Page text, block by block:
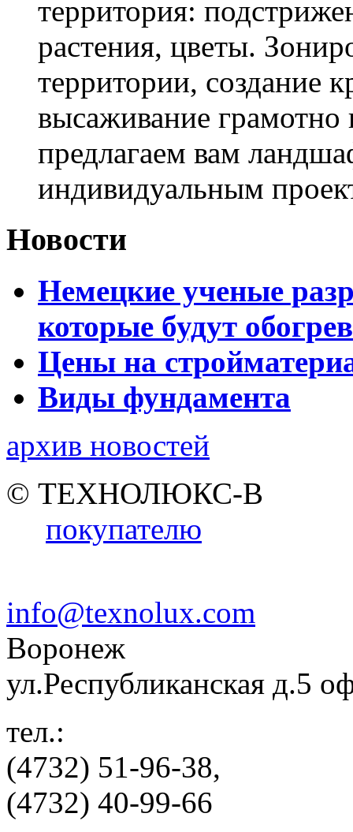
территория:
растения, цветы.
территории, создание
высаживание
предлагаем вам
индивидуальным
Новости
Немецкие ученые
которые будут
Цены на
Виды фундамента
архив новостей
© ТЕХНОЛЮКС-В
покупателю
info@texnolux.com
Воронеж
ул.Республиканская д.5
тел.:
(4732) 51-96-38,
(4732) 40-99-66